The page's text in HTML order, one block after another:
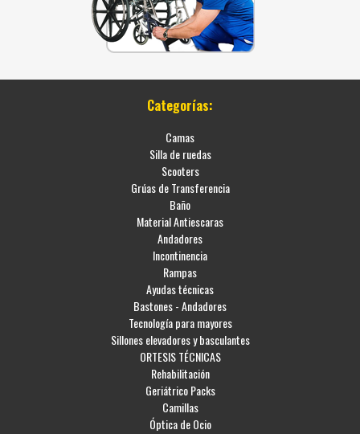
Categorías:
Camas
Silla de ruedas
Scooters
Grúas de Transferencia
Baño
Material Antiescaras
Andadores
Incontinencia
Rampas
Ayudas técnicas
Bastones - Andadores
Tecnología para mayores
Sillones elevadores y basculantes
ORTESIS TÉCNICAS
Rehabilitación
Geriátrico Packs
Camillas
Óptica de Ocio